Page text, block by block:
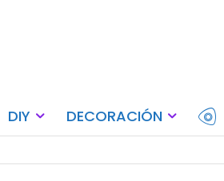
DIY DECORACIÓN